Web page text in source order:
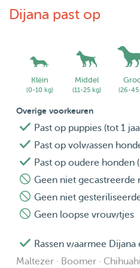
Dijana past op
Klein
(0-10 kg)
Middel
(11-25 kg) (26-45
Overige voorkeuren
Past op puppies (tot 1
Past op volwassen
Past op oudere honden
Geen niet gecastreerde
Geen niet
Geen loopse vrouwtjes
Rassen waarmee
Maltezer · Boomer ·